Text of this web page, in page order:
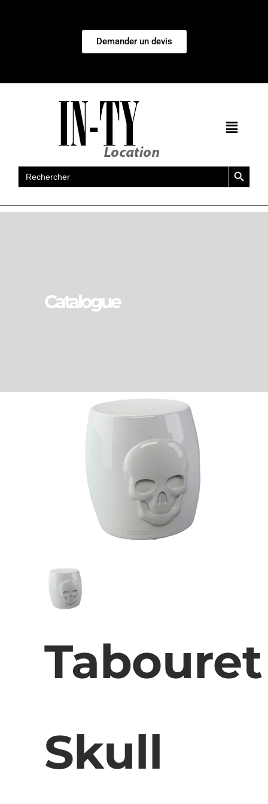
Demander un devis
Search
for:
Search Button
Catalogue
Tabouret
Skull